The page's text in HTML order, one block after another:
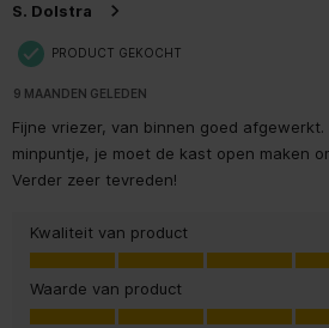
S. Dolstra
PRODUCT GEKOCHT
9 MAANDEN GELEDEN
Fijne vriezer, van binnen goed afgewerkt.
minpuntje, je moet de kast open maken
Verder zeer tevreden!
Kwaliteit van product
Kwaliteit van product, 5.0 van 5
Waarde van product
Waarde van product, 5.0 van 5